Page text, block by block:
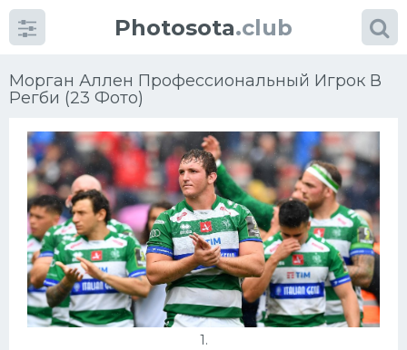
Photosota.club
Морган Аллен Профессиональный Игрок В
Регби (23 Фото)
1.
КатегорииФото
Много картинок...
Футбол
Баскетбол
Хоккей